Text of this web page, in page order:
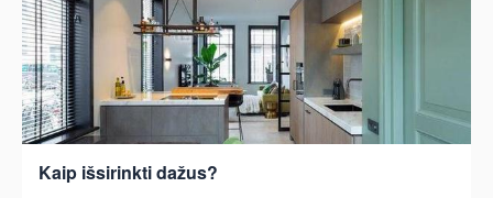
Kaip išsirinkti dažus?